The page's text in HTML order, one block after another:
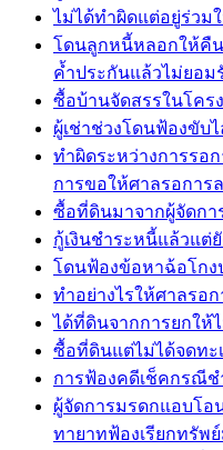
ไม่ได้ทำผิดแต่อยู่ร่วม
โดนลูกหนี้หลอกให้คืน
ค้ำประกันแล้วไม่ยอม
ซื้อบ้านจัดสรรในโคร
ผู้เช่าช่วงโดนฟ้องขับ
ทำผิดระหว่างการรอ
การขอให้ศาลรอการ
ซื้อที่ดินมาจากผู้จัดกา
กู้เงินชำระหนี้แล้วแต่
โดนฟ้องข้อหาฉ้อโกง
ทำอย่างไรให้ศาลรอ
ได้ที่ดินจากการยกให้
ซื้อที่ดินแต่ไม่ได้จดท
การฟ้องคดีเช็คกรณีช
ผู้จัดการมรดกแอบโอ
ทายาทฟ้องเรียกทรัพ